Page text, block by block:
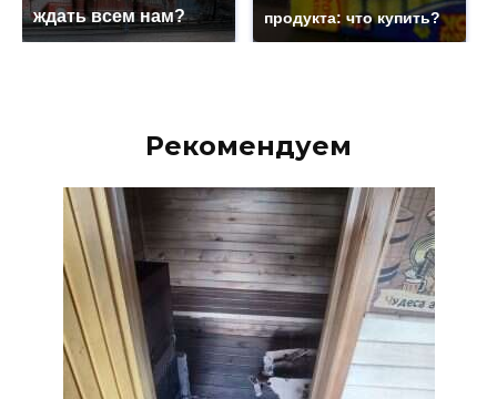
ждать всем нам?
продукта: что купить?
Рекомендуем